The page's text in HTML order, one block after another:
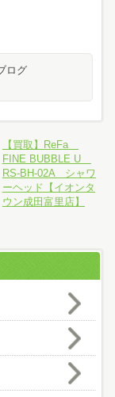
ログ
【買取】ReFa
FINE BUBBLE U
RS-BH-02A シャワ
ーヘッド【イオンタ
ウン成田富里店】